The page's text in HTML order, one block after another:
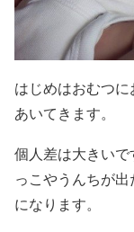
はじめはおむつ
あいてきます。
個人差は大きいで
っこやうんちが
になります。